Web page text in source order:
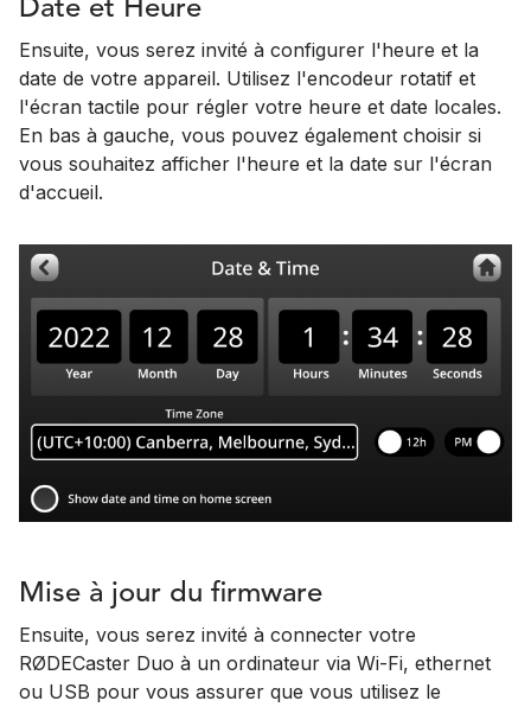
Date et Heure
Ensuite, vous serez invité à configurer l'heure et la
date de votre appareil. Utilisez l'encodeur rotatif et
l'écran tactile pour régler votre heure et date locales.
En bas à gauche, vous pouvez également choisir si
vous souhaitez afficher l'heure et la date sur l'écran
d'accueil.
Mise à jour du firmware
Ensuite, vous serez invité à connecter votre
RØDECaster Duo à un ordinateur via Wi-Fi, ethernet
ou USB pour vous assurer que vous utilisez le